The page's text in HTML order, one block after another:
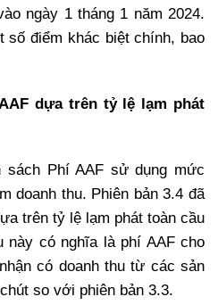
ngày 1 tháng 1 năm 2024.
số điểm khác biệt chính, bao
dựa trên tỷ lệ lạm phát
sách Phí AAF sử dụng mức
doanh thu. Phiên bản 3.4 đã
trên tỷ lệ lạm phát toàn cầu
này có nghĩa là phí AAF cho
có doanh thu từ các sản
so với phiên bản 3.3.